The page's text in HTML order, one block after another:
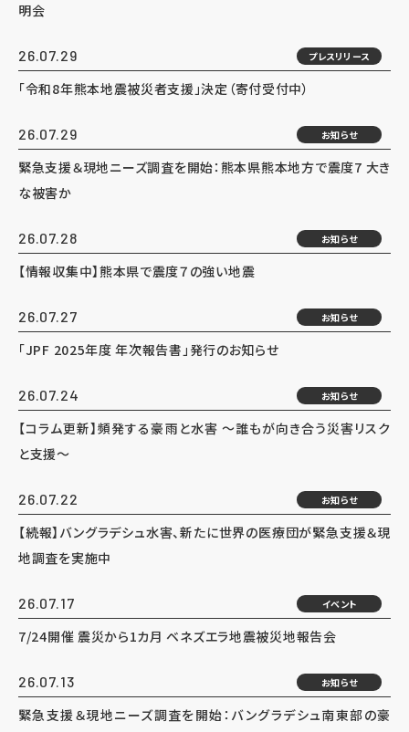
明会
26.07.29 プレスリリース
「令和8年熊本地震被災者支援」決定（寄付受付中）
26.07.29 お知らせ
緊急支援＆現地ニーズ調査を開始：熊本県熊本地方で震度7 大き
な被害か
26.07.28 お知らせ
【情報収集中】熊本県で震度７の強い地震
26.07.27 お知らせ
「JPF 2025年度 年次報告書」発行のお知らせ
26.07.24 お知らせ
【コラム更新】頻発する豪雨と水害 ～誰もが向き合う災害リスク
と支援～
26.07.22 お知らせ
【続報】バングラデシュ水害、新たに世界の医療団が緊急支援＆現
地調査を実施中
26.07.17 イベント
7/24開催 震災から1カ月 ベネズエラ地震被災地報告会
26.07.13 お知らせ
緊急支援＆現地ニーズ調査を開始：バングラデシュ南東部の豪